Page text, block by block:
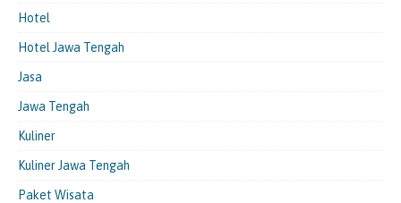
Hotel
Hotel Jawa Tengah
Jasa
Jawa Tengah
Kuliner
Kuliner Jawa Tengah
Paket Wisata